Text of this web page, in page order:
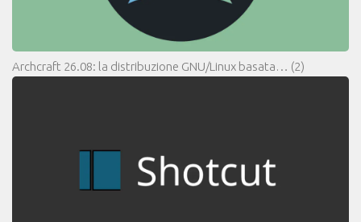
Archcraft 26.08: la distribuzione GNU/Linux basata… (2)